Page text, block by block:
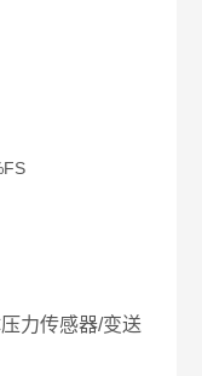
力传感器/变送